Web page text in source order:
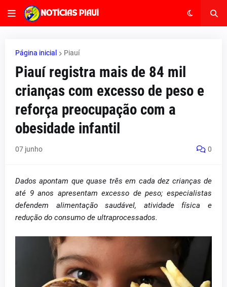
Página inicial Piauí
Piauí registra mais de 84 mil
crianças com excesso de peso e
reforça preocupação com a
obesidade infantil
07 junho 0
Dados apontam que quase três em cada dez crianças de
até 9 anos apresentam excesso de peso; especialistas
defendem alimentação saudável, atividade física e
redução do consumo de ultraprocessados.